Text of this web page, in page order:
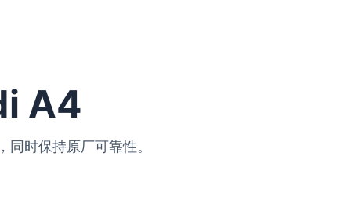
A4
时保持原厂可靠性。